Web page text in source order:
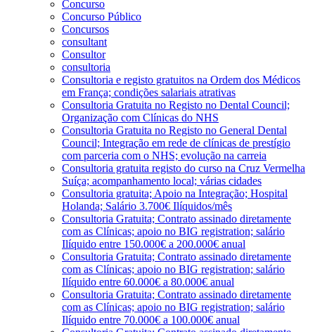
Concurso
Concurso Público
Concursos
consultant
Consultor
consultoria
Consultoria e registo gratuitos na Ordem dos Médicos
em França; condições salariais atrativas
Consultoria Gratuita no Registo no Dental Council;
Organização com Clínicas do NHS
Consultoria Gratuita no Registo no General Dental
Council; Integração em rede de clínicas de prestígio
com parceria com o NHS; evolução na carreia
Consultoria gratuita registo do curso na Cruz Vermelha
Suíça; acompanhamento local; várias cidades
Consultoria gratuita; Apoio na Integração; Hospital
Holanda; Salário 3.700€ Ilíquidos/mês
Consultoria Gratuita; Contrato assinado diretamente
com as Clínicas; apoio no BIG registration; salário
Ilíquido entre 150.000€ a 200.000€ anual
Consultoria Gratuita; Contrato assinado diretamente
com as Clínicas; apoio no BIG registration; salário
Ilíquido entre 60.000€ a 80.000€ anual
Consultoria Gratuita; Contrato assinado diretamente
com as Clínicas; apoio no BIG registration; salário
Ilíquido entre 70.000€ a 100.000€ anual